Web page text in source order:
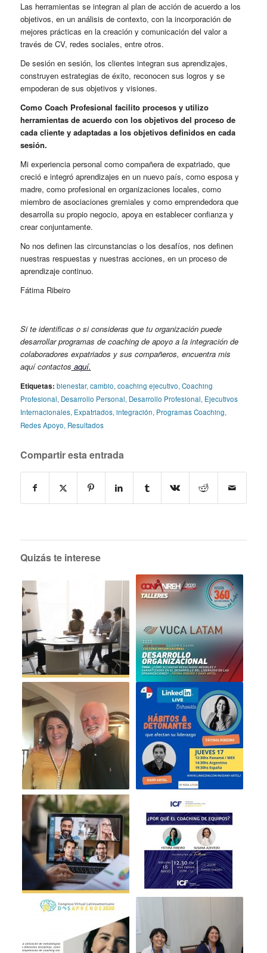
Las herramientas se integran al plan de acción de acuerdo a los
objetivos, en un análisis de contexto, con la incorporación de
mejores prácticas en la creación y comunicación del valor a
través de CV, redes sociales, entre otros.
De sesión en sesión, los clientes integran sus aprendizajes,
construyen estrategias de éxito, reconocen sus logros y se
empoderan de sus objetivos y visiones.
Como Coach Profesional facilito procesos y utilizo
herramientas de acuerdo con los objetivos del proceso de
cada cliente y adaptadas a los objetivos definidos en cada
sesión.
Mi experiencia personal como compañera de expatriado, que
creció e integró aprendizajes en un nuevo país, como esposa y
madre, como profesional en organizaciones locales, como
miembro de asociaciones gremiales y como emprendedora que
desarrolla su propio negocio, apoya en establecer confianza y
crear conjuntamente.
No nos definen las circunstancias o los desafíos, nos definen
nuestras respuestas y nuestras acciones, en un proceso de
aprendizaje continuo.
Fátima Ribeiro
Si te identificas o si consideras que tu organización puede
desarrollar programas de coaching de apoyo a la integración de
colaboradores expatriados y sus compañeros, encuentra mis
aquí contactos aquí.
Etiquetas: bienestar, cambio, coaching ejecutivo, Coaching
Profesional, Desarrollo Personal, Desarrollo Profesional, Ejecutivos
Internacionales, Expatriados, integración, Programas Coaching,
Redes Apoyo, Resultados
Compartir esta entrada
Quizás te interese